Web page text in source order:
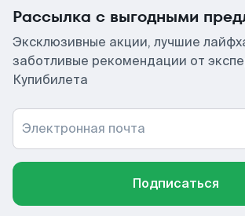
Рассылка с выгодными
Эксклюзивные акции, лучшие
заботливые рекомендации от
Купибилета
Электронная почта
Подписаться